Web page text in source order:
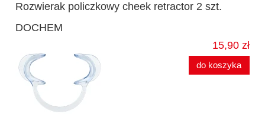
Rozwierak policzkowy cheek retractor 2 szt.
DOCHEM
15,90 zł
do koszyka